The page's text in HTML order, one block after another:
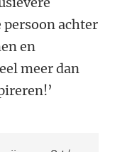
achter
en
meer dan